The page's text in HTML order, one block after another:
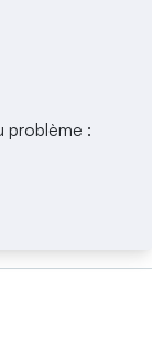
problème :